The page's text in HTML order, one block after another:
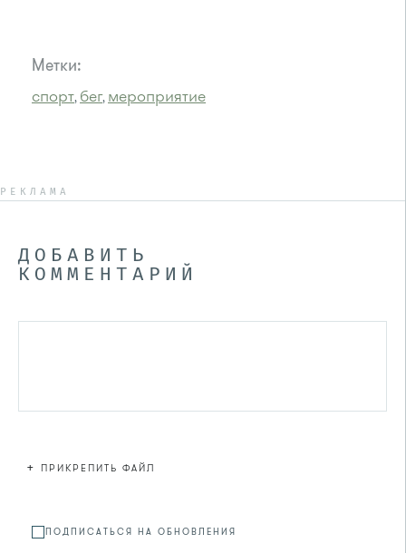
Метки:
спорт, бег, мероприятие
РЕКЛАМА
ДОБАВИТЬ
КОММЕНТАРИЙ
+ ПРИКРЕПИТЬ ФАЙЛ
ПОДПИСАТЬСЯ НА ОБНОВЛЕНИЯ